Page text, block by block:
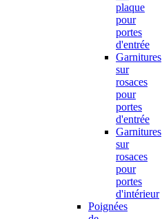
plaque
pour
portes
d'entrée
Garnitures
sur
rosaces
pour
portes
d'entrée
Garnitures
sur
rosaces
pour
portes
d'intérieur
Poignées